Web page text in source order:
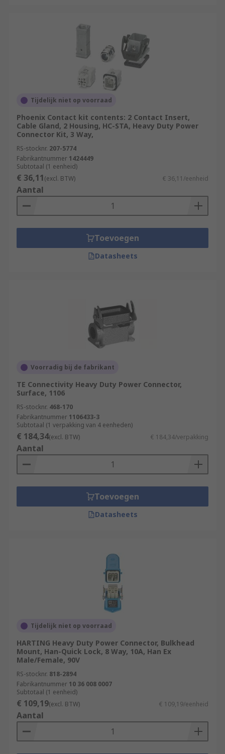
Tijdelijk niet op voorraad
Phoenix Contact kit contents: 2 Contact Insert,
Cable Gland, 2 Housing, HC-STA, Heavy Duty Power
Connector Kit, 3 Way,
RS-stocknr. 207-5774
Fabrikantnummer 1424449
Subtotaal (1 eenheid)
€ 36,11(excl. BTW) € 36,11/eenheid
Aantal
Toevoegen
Datasheets
Voorradig bij de fabrikant
TE Connectivity Heavy Duty Power Connector,
Surface, 1106
RS-stocknr. 468-170
Fabrikantnummer 1106433-3
Subtotaal (1 verpakking van 4 eenheden)
€ 184,34(excl. BTW) € 184,34/verpakking
Aantal
Toevoegen
Datasheets
Tijdelijk niet op voorraad
HARTING Heavy Duty Power Connector, Bulkhead
Mount, Han-Quick Lock, 8 Way, 10A, Han Ex
Male/Female, 90V
RS-stocknr. 818-2894
Fabrikantnummer 10 36 008 0007
Subtotaal (1 eenheid)
€ 109,19(excl. BTW) € 109,19/eenheid
Aantal